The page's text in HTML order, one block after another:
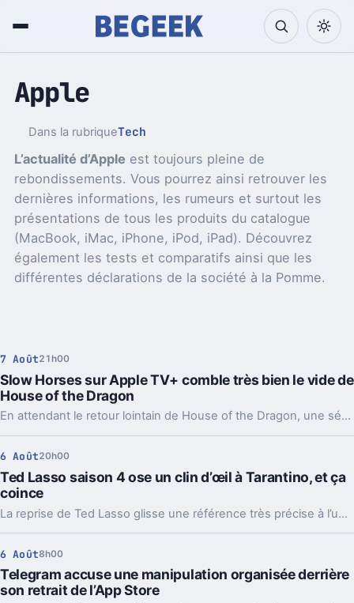
Apple
Dans la rubriqueTech
L’actualité d’Apple est toujours pleine de
rebondissements. Vous pourrez ainsi retrouver les
dernières informations, les rumeurs et surtout les
présentations de tous les produits du catalogue
(MacBook, iMac, iPhone, iPod, iPad). Découvrez
également les tests et comparatifs ainsi que les
différentes déclarations de la société à la Pomme.
7 Août21h00
Slow Horses sur Apple TV+ comble très bien le vide de
House of the Dragon
En attendant le retour lointain de House of the Dragon, une série d’espionnage d’Apple TV+ offre un relais inattendu, avec plusieurs visages bien connus de Westeros.
6 Août20h00
Ted Lasso saison 4 ose un clin d’œil à Tarantino, et ça
coince
La reprise de Ted Lasso glisse une référence très précise à l’univers de Quentin Tarantino. Le détail amuse, mais il crée surtout un vrai décalage.
6 Août8h00
Telegram accuse une manipulation organisée derrière
son retrait de l’App Store